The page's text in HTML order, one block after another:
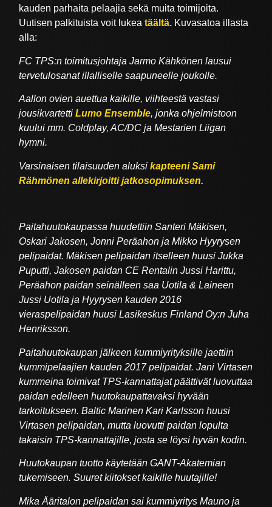
kauden parhaita pelaajia sekä muita toimijoita.
Uutisen palkituista voit lukeatäältä. Kuvasatoa illasta
alla:
FC TPS:n toimitusjohtaja Jarmo Kähkönen lausui
tervetulosanat illalliselle saapuneelle joukolle.
Aallon ovien auettua kaikille, viihteestä vastasi
jousikvartettiLumo Ensemble, jonka ohjelmistoon
kuului mm. Coldplay, AC/DC ja Mestarien Liigan
hymni.
Varsinaisen tilaisuuden aluksikapteeni Sami
Rähmönen allekirjoitti jatkosopimuksen.
Paitahuutokaupassa huudettiin Santeri Mäkisen,
Oskari Jakosen, Jonni Peräahon ja Mikko Hyyrysen
pelipaidat. Mäkisen pelipaidan itselleen huusi Jukka
Puputti, Jakosen paidan CE Rentalin Jussi Harittu,
Peräahon paidan seinälleen saa Uotila & Laineen
Jussi Uotila ja Hyyrysen kauden 2016
vieraspelipaidan huusi Lasikeskus Finland Oy:n Juha
Henriksson.
Paitahuutokaupan jälkeen kummiyrityksille jaettiin
kummipelaajien kauden 2017 pelipaidat. Jani Virtasen
kummeina toimivat TPS-kannattajat päättivät luovuttaa
paidan edelleen huutokaupattavaksi hyvään
tarkoitukseen. Baltic Marinen Kari Karlsson huusi
Virtasen pelipaidan, mutta luovutti paidan lopulta
takaisin TPS-kannattajille, josta se löysi hyvän kodin.
Huutokaupan tuotto käytetään GANT-Akatemian
tukemiseen. Suuret kiitokset kaikille huutajille!
Mika Ääritalon pelipaidan sai kummiyritys Mauno ja